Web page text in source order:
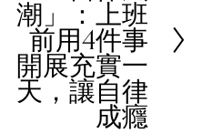
潮」：上班
前用4件事
開展充實一
天，讓自律
成癮